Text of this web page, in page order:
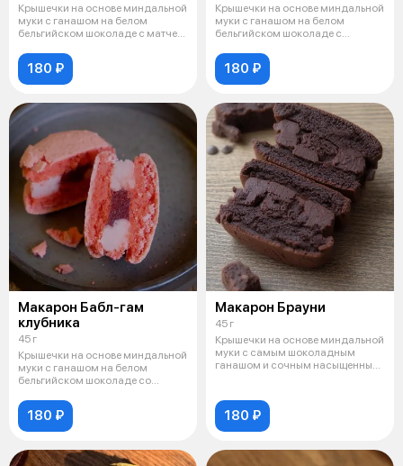
Крышечки на основе миндальной
муки с ганашом на белом
бельгийском шоколаде с матчей
180 ₽
Крышечки на основе миндальной
муки с ганашом на белом
бельгийском шоколаде с
180 ₽
Макарон Бабл-гам
клубника
45 г
Крышечки на основе миндальной
муки с ганашом на белом
бельгийском шоколаде со
180 ₽
Макарон Брауни
45 г
Крышечки на основе миндальной
муки с самым шоколадным
ганашом и сочным насыщенным
180 ₽